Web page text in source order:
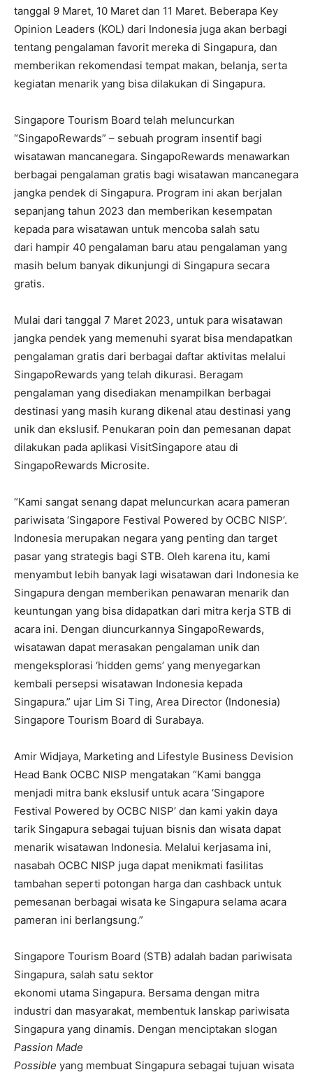
tanggal 9 Maret, 10 Maret dan 11 Maret. Beberapa Key
Opinion Leaders (KOL) dari Indonesia juga akan berbagi
tentang pengalaman favorit mereka di Singapura, dan
memberikan rekomendasi tempat makan, belanja, serta
kegiatan menarik yang bisa dilakukan di Singapura.
Singapore Tourism Board telah meluncurkan
“SingapoRewards” – sebuah program insentif bagi
wisatawan mancanegara. SingapoRewards menawarkan
berbagai pengalaman gratis bagi wisatawan mancanegara
jangka pendek di Singapura. Program ini akan berjalan
sepanjang tahun 2023 dan memberikan kesempatan
kepada para wisatawan untuk mencoba salah satu
dari hampir 40 pengalaman baru atau pengalaman yang
masih belum banyak dikunjungi di Singapura secara
gratis.
Mulai dari tanggal 7 Maret 2023, untuk para wisatawan
jangka pendek yang memenuhi syarat bisa mendapatkan
pengalaman gratis dari berbagai daftar aktivitas melalui
SingapoRewards yang telah dikurasi. Beragam
pengalaman yang disediakan menampilkan berbagai
destinasi yang masih kurang dikenal atau destinasi yang
unik dan ekslusif. Penukaran poin dan pemesanan dapat
dilakukan pada aplikasi VisitSingapore atau di
SingapoRewards Microsite.
“Kami sangat senang dapat meluncurkan acara pameran
pariwisata ‘Singapore Festival Powered by OCBC NISP’.
Indonesia merupakan negara yang penting dan target
pasar yang strategis bagi STB. Oleh karena itu, kami
menyambut lebih banyak lagi wisatawan dari Indonesia ke
Singapura dengan memberikan penawaran menarik dan
keuntungan yang bisa didapatkan dari mitra kerja STB di
acara ini. Dengan diuncurkannya SingapoRewards,
wisatawan dapat merasakan pengalaman unik dan
mengeksplorasi ‘hidden gems’ yang menyegarkan
kembali persepsi wisatawan Indonesia kepada
Singapura.” ujar Lim Si Ting, Area Director (Indonesia)
Singapore Tourism Board di Surabaya.
Amir Widjaya, Marketing and Lifestyle Business Devision
Head Bank OCBC NISP mengatakan “Kami bangga
menjadi mitra bank ekslusif untuk acara ‘Singapore
Festival Powered by OCBC NISP’ dan kami yakin daya
tarik Singapura sebagai tujuan bisnis dan wisata dapat
menarik wisatawan Indonesia. Melalui kerjasama ini,
nasabah OCBC NISP juga dapat menikmati fasilitas
tambahan seperti potongan harga dan cashback untuk
pemesanan berbagai wisata ke Singapura selama acara
pameran ini berlangsung.”
Singapore Tourism Board (STB) adalah badan pariwisata
Singapura, salah satu sektor
ekonomi utama Singapura. Bersama dengan mitra
industri dan masyarakat, membentuk lanskap pariwisata
Singapura yang dinamis. Dengan menciptakan slogan
Passion Made
Possible yang membuat Singapura sebagai tujuan wisata